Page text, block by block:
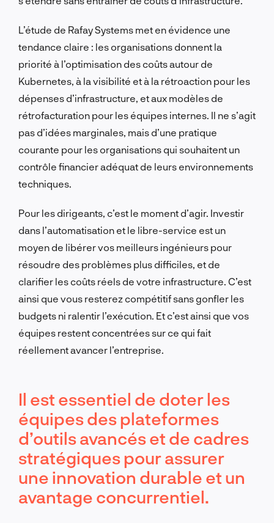
L’étude de Rafay Systems met en évidence une
tendance claire : les organisations donnent la
priorité à l’optimisation des coûts autour de
Kubernetes, à la visibilité et à la rétroaction pour les
dépenses d’infrastructure, et aux modèles de
rétrofacturation pour les équipes internes. Il ne s’agit
pas d’idées marginales, mais d’une pratique
courante pour les organisations qui souhaitent un
contrôle financier adéquat de leurs environnements
techniques.
Pour les dirigeants, c’est le moment d’agir. Investir
dans l’automatisation et le libre-service est un
moyen de libérer vos meilleurs ingénieurs pour
résoudre des problèmes plus difficiles, et de
clarifier les coûts réels de votre infrastructure. C’est
ainsi que vous resterez compétitif sans gonfler les
budgets ni ralentir l’exécution. Et c’est ainsi que vos
équipes restent concentrées sur ce qui fait
réellement avancer l’entreprise.
Il est essentiel de doter les
équipes des plateformes
d’outils avancés et de cadres
stratégiques pour assurer
une innovation durable et un
avantage concurrentiel.